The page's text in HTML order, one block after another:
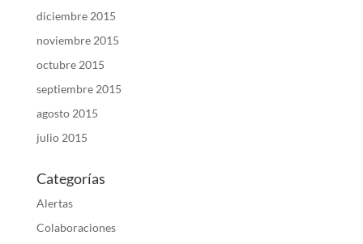
diciembre 2015
noviembre 2015
octubre 2015
septiembre 2015
agosto 2015
julio 2015
Categorías
Alertas
Colaboraciones